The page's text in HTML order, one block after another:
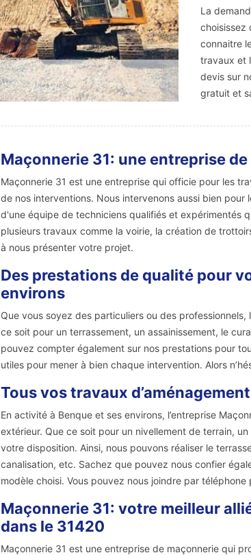
La
choisissez
connaitre
travaux et
devis sur
gratuit et
Maçonnerie 31: une entreprise
Maçonnerie 31 est une entreprise qui officie pour les
de nos interventions. Nous intervenons aussi bien
d'une équipe de techniciens qualifiés et expérimentés
plusieurs travaux comme la voirie, la création de
à nous présenter votre projet.
Des prestations de qualité pour
environs
Que vous soyez des particuliers ou des
ce soit pour un terrassement, un assainissement, le
pouvez compter également sur nos prestations pour
utiles pour mener à bien chaque intervention. Alors
Tous vos travaux
En activité à Benque et ses environs, l’entreprise
extérieur. Que ce soit pour un nivellement de terrain,
votre disposition. Ainsi, nous pouvons réaliser le
canalisation, etc. Sachez que pouvez nous confier
modèle choisi. Vous pouvez nous joindre par
Maçonnerie 31: votre meilleur
dans le 31420
Maçonnerie 31 est une entreprise de maçonnerie qui